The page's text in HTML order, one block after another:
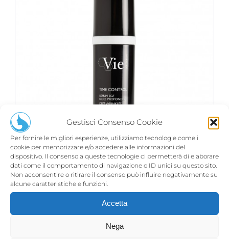
Gestisci Consenso Cookie
Per fornire le migliori esperienze, utilizziamo tecnologie come i
cookie per memorizzare e/o accedere alle informazioni del
dispositivo. Il consenso a queste tecnologie ci permetterà di elaborare
dati come il comportamento di navigazione o ID unici su questo sito.
Non acconsentire o ritirare il consenso può influire negativamente su
alcune caratteristiche e funzioni.
Accetta
Nega
TIME CONTROL SÉRUM EGF